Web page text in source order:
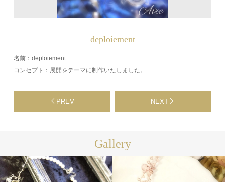
deploiement
名前：deploiement
コンセプト：展開をテーマに制作いたしました。
PREV NEXT
Gallery